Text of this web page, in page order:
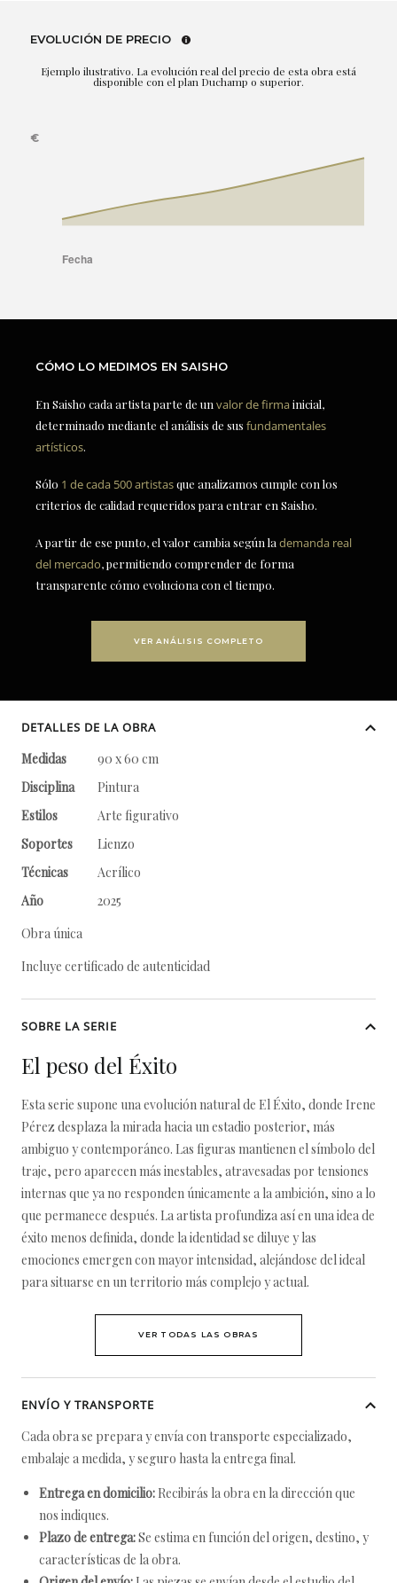
EVOLUCIÓN DE PRECIO
Ejemplo ilustrativo. La evolución real del precio de esta obra está
disponible con el plan Duchamp o superior.
CÓMO LO MEDIMOS EN SAISHO
En Saisho cada artista parte de un valor de firmainicial,
determinado mediante el análisis de sus fundamentales
artísticos.
Sólo 1 de cada 500 artistasque analizamos cumple con los
criterios de calidad requeridos para entrar en Saisho.
A partir de ese punto, el valor cambia según la demanda real
del mercado, permitiendo comprender de forma
transparente cómo evoluciona con el tiempo.
VER ANÁLISIS COMPLETO
DETALLES DE LA OBRA
Medidas
90 x 60 cm
Disciplina
Pintura
Estilos
Arte figurativo
Soportes
Lienzo
Técnicas
Acrílico
Año
2025
Obra única
Incluye certificado de autenticidad
SOBRE LA SERIE
El peso del Éxito
Esta serie supone una evolución natural de El Éxito, donde Irene
Pérez desplaza la mirada hacia un estadio posterior, más
ambiguo y contemporáneo. Las figuras mantienen el símbolo del
traje, pero aparecen más inestables, atravesadas por tensiones
internas que ya no responden únicamente a la ambición, sino a lo
que permanece después. La artista profundiza así en una idea de
éxito menos definida, donde la identidad se diluye y las
emociones emergen con mayor intensidad, alejándose del ideal
para situarse en un territorio más complejo y actual.
VER TODAS LAS OBRAS
ENVÍO Y TRANSPORTE
Cada obra se prepara y envía con transporte especializado,
embalaje a medida, y seguro hasta la entrega final.
Entrega en domicilio: Recibirás la obra en la dirección que
nos indiques.
Plazo de entrega:Se estima en función del origen, destino, y
características de la obra.